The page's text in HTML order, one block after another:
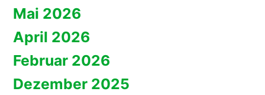
Mai 2026
April 2026
Februar 2026
Dezember 2025